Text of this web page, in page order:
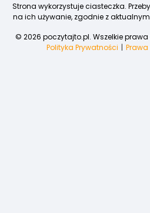
Strona wykorzystuje ciasteczka.
na ich używanie, zgodnie z
© 2026 poczytajto.pl. Wszelkie prawa
Polityka Prywatności